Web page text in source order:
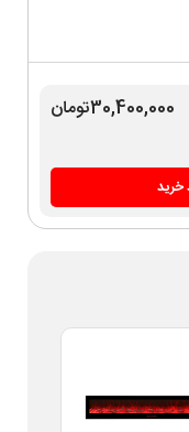
30,400,000تومان
خرید